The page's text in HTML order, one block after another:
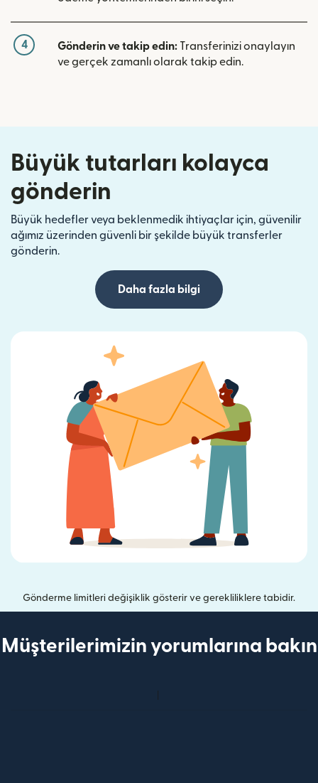
4 Gönderin ve takip edin: Transferinizi onaylayın
ve gerçek zamanlı olarak takip edin.
Büyük tutarları kolayca
gönderin
Büyük hedefler veya beklenmedik ihtiyaçlar için, güvenilir
ağımız üzerinden güvenli bir şekilde büyük transferler
gönderin.
Daha fazla bilgi
Gönderme limitleri değişiklik gösterir ve gerekliliklere tabidir.
Müşterilerimizin yorumlarına bakın